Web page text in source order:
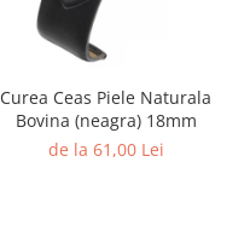
Curea Ceas Piele Naturala
Bovina (neagra) 18mm
de la 61,00 Lei